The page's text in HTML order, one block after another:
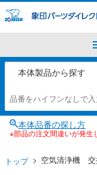
本体製品から探す
本体品番の探し方
※部品の注文間違いが発生
トップ 空気清浄機 交